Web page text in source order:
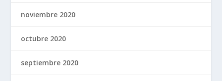
noviembre 2020
octubre 2020
septiembre 2020